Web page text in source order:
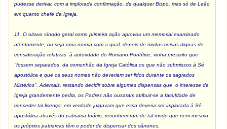
pudesse derivar, com a implorada confirmação, de qualquer Bispo, mas só de Leão
em quanto chefe da Igreja.
11. O oitavo sínodo geral como primeira ação aprovou um memorial examinado
atentamente, ou seja uma norma com a qual, depois de muitas coisas dignas de
consideração relativas à autoridade do Romano Pontífice, vinha prescrito que
"fossem separados da comunhão da Igreja Católica os que não submissos à Sé
apostólica e que os seus nomes não deveriam ser lidos durante os sagrados
Mistérios". Ademais, restando decidir sobre algumas dispensas que o interesse da
Igreja grandemente pedia, os Padres não ousaram atribuir-se a faculdade de
conceder tal licença: em verdade julgavam que essa deveria ser implorada à Sé
apostólica através do patriarca Inácio; reconheceram de tal modo que nem mesmo
os próprios patriarcas têm o poder de dispensar dos cânones.